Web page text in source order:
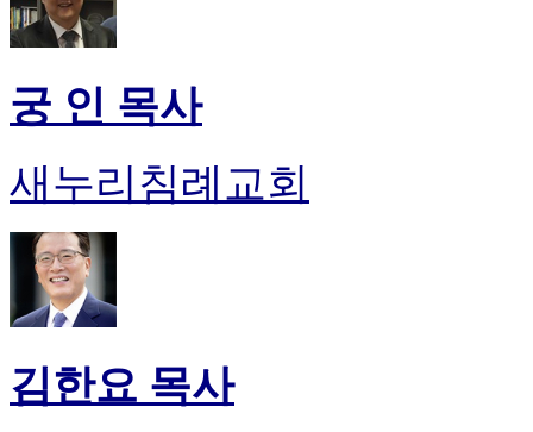
궁 인 목사
새누리침례교회
김한요 목사